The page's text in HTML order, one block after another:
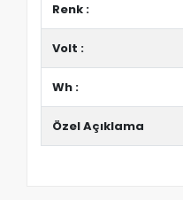
Renk :
Volt :
Wh :
Özel Açıklama